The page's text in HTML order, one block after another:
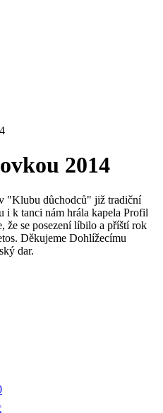
2014
"Klubu důchodců" již tradiční
i k tanci nám hrála kapela Profil
že se posezení líbilo a příští rok
Děkujeme Dohlížecímu
dar.